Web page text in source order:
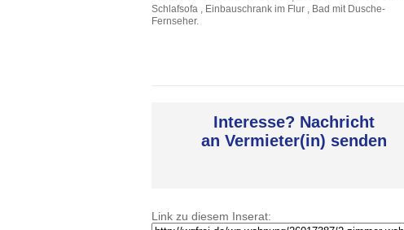
Schlafsofa , Einbauschrank im Flur , Bad mit Dusche-
Fernseher.
Interesse? Nachricht
an Vermieter(in) senden
Link zu diesem Inserat: